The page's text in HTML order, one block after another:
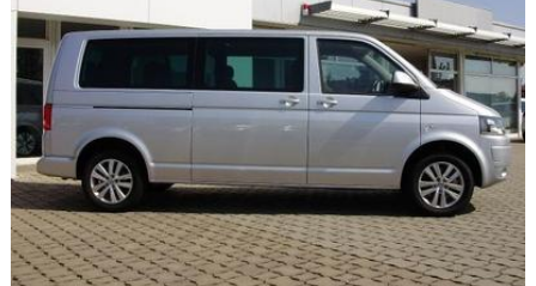
Utilitaires
Flottes
Auto
Services
Forum